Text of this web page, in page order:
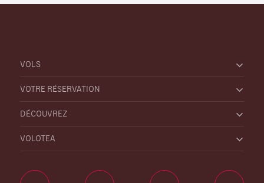
VOLS
VOTRE RÉSERVATION
DÉCOUVREZ
VOLOTEA